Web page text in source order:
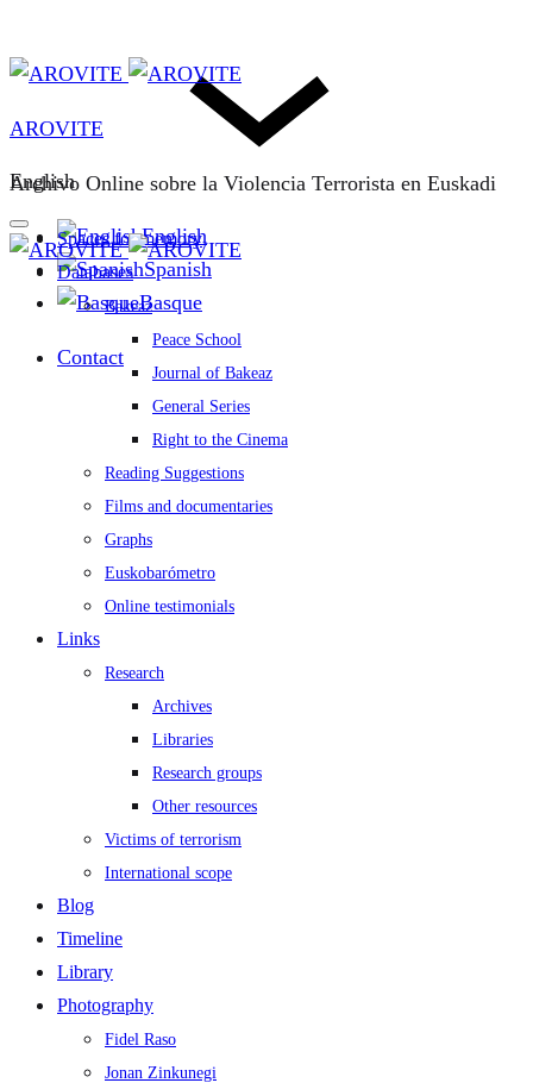
English
English
Spanish
Basque
Contact
AROVITE
Archivo Online sobre la Violencia Terrorista en Euskadi
Spaces for memory
Databases
Bakeaz
Peace School
Journal of Bakeaz
General Series
Right to the Cinema
Reading Suggestions
Films and documentaries
Graphs
Euskobarómetro
Online testimonials
Links
Research
Archives
Libraries
Research groups
Other resources
Victims of terrorism
International scope
Blog
Timeline
Library
Photography
Fidel Raso
Jonan Zinkunegi